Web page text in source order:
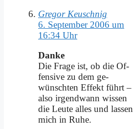
Gregor Keuschnig
6. September 2006 um
16:34 Uhr
Dan­ke
Die Fra­ge ist, ob die Of­
fen­si­ve zu dem ge­
wünsch­ten Ef­fekt führt –
al­so ir­gend­wann wis­sen
die Leu­te al­les und las­sen
mich in Ru­he.